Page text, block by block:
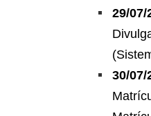
29/07/
30/07/